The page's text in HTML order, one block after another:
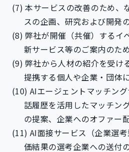
本サービスの改善のため、
スの企画、研究および開発
弊社が開催（共催）するイ
新サービス等のご案内のため
弊社から人材の紹介を受け
提携する個人や企業・団体
AIエージェントマッチン
話履歴を活用したマッチン
の提案、企業へのオファー
AI面接サービス（企業選
価結果の選考企業への送付